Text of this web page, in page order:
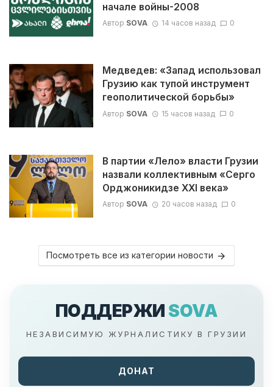
начале войны-2008
Автор SOVA 14 часов назад 0
Медведев: «Запад использовал
Грузию как тупой инструмент
геополитической борьбы»
Автор SOVA 15 часов назад 0
В партии «Лело» власти Грузии
назвали коллективным «Серго
Орджоникидзе XXI века»
Автор SOVA 20 часов назад 0
Посмотреть все из категории новости
ПОДДЕРЖИ SOVA
НЕЗАВИСИМУЮ ЖУРНАЛИСТИКУ В ГРУЗИИ
ДОНАТ